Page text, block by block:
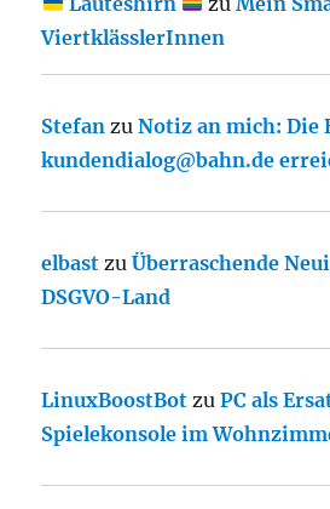
ViertklässlerInnen
Stefan zuNotiz an mich: Die
kundendialog@bahn.de
elbast zuÜberraschende
DSGVO-Land
LinuxBoostBot zuPC als
Spielekonsole im